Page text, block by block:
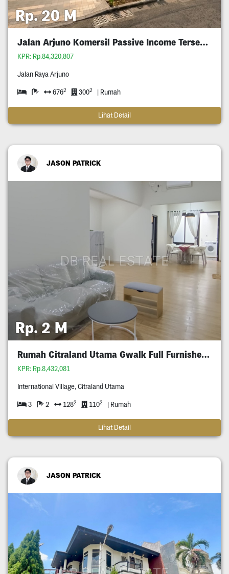
Rp. 20 M
Jalan Arjuno Komersil Passive Income Tersewa
KPR: Rp.84,320,807
Jalan Raya Arjuno
6762 3002 | Rumah
Lihat Detail
JASON PATRICK
Rp. 2 M
Rumah Citraland Utama Gwalk Full Furnished Murah
KPR: Rp.8,432,081
International Village, Citraland Utama
3 2 1282 1102 | Rumah
Lihat Detail
JASON PATRICK